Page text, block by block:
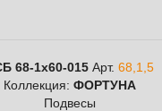
68-1х60-015 Арт.68,1,5
Коллекция: ФОРТУНА
Подвесы